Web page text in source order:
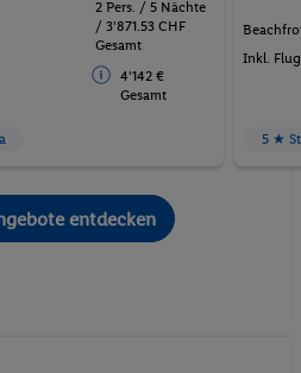
2 Pers. / 5 Nächte
/ 3'871.53 CHF
Gesamt
4'142 €
Gesamt
Inkl.
5 ★
entdecken